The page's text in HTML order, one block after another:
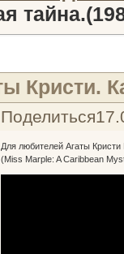
Кристи.
Поделиться
Для любителей Агаты
(Miss Marple: A Caribbean